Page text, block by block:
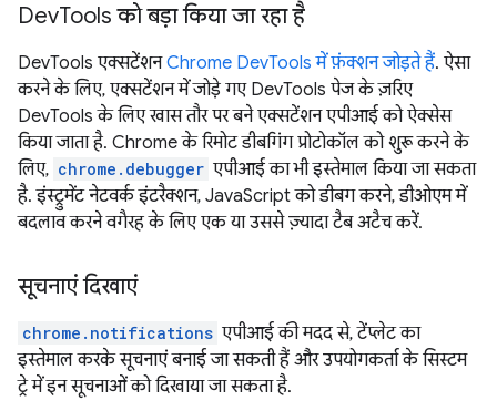
DevTools को बड़ा किया जा रहा है
DevTools एक्सटेंशनChrome DevTools में फ़ंक्शन जोड़ते हैं. ऐसा
करने के लिए, एक्सटेंशन में जोड़े गए DevTools पेज के ज़रिए
DevTools के लिए खास तौर पर बने एक्सटेंशन एपीआई को ऐक्सेस
किया जाता है. Chrome के रिमोट डीबगिंग प्रोटोकॉल को शुरू करने के
लिए, chrome.debugger एपीआई का भी इस्तेमाल किया जा सकता
है. इंस्ट्रुमेंट नेटवर्क इंटरैक्शन, JavaScript को डीबग करने, डीओएम में
बदलाव करने वगैरह के लिए एक या उससे ज़्यादा टैब अटैच करें.
सूचनाएं दिखाएं
chrome.notifications एपीआई की मदद से, टेंप्लेट का
इस्तेमाल करके सूचनाएं बनाई जा सकती हैं और उपयोगकर्ता के सिस्टम
ट्रे में इन सूचनाओं को दिखाया जा सकता है.